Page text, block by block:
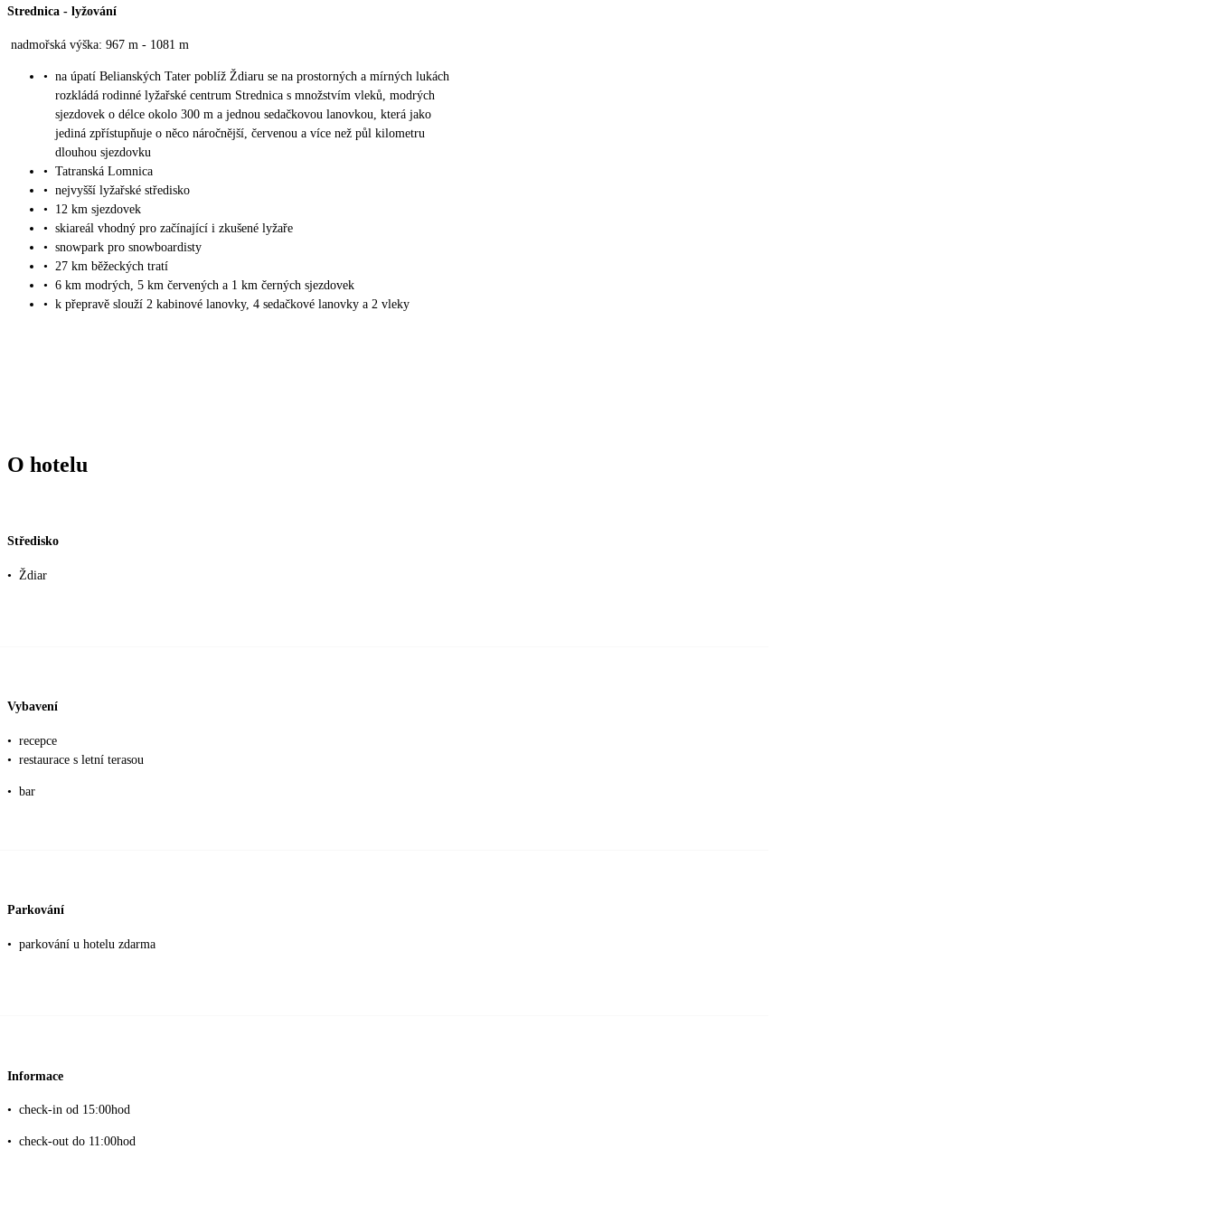
Strednica - lyžování
nadmořská výška: 967 m - 1081 m
• na úpatí Belianských Tater poblíž Ždiaru se na prostorných a mírných lukách
rozkládá rodinné lyžařské centrum Strednica s množstvím vleků, modrých
sjezdovek o délce okolo 300 m a jednou sedačkovou lanovkou, která jako
jediná zpřístupňuje o něco náročnější, červenou a více než půl kilometru
dlouhou sjezdovku
• Tatranská Lomnica
• nejvyšší lyžařské středisko
•
12 km sjezdovek
• skiareál vhodný pro začínající i zkušené lyžaře
• snowpark pro snowboardisty
• 27 km běžeckých tratí
• 6 km modrých, 5 km červených a 1 km černých sjezdovek
• k přepravě slouží 2 kabinové lanovky, 4 sedačkové lanovky a 2 vleky
O hotelu
Středisko
• Ždiar
Vybavení
• recepce
• restaurace s letní terasou
• bar
Parkování
• parkování u hotelu zdarma
Informace
• check-in od 15:00hod
• check-out do 11:00hod